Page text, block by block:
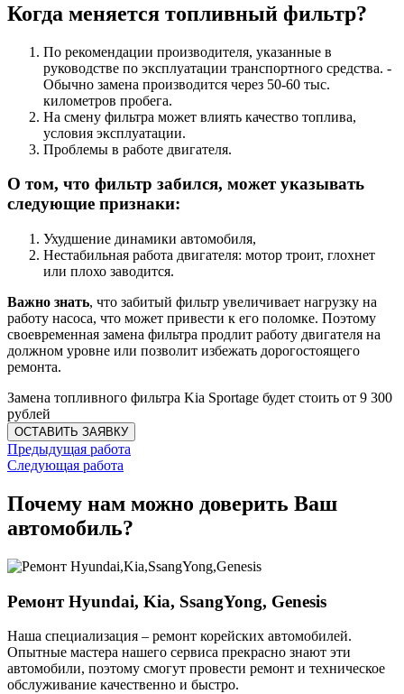
Когда меняется топливный фильтр?
По рекомендации производителя, указанные в
руководстве по эксплуатации транспортного средства. ­
Обычно замена производится через 50-60 тыс.
километров пробега.
На смену фильтра может влиять качество топлива,
условия эксплуатации.
Проблемы в работе двигателя.
О том, что фильтр забился, может указывать
следующие признаки:
Ухудшение динамики автомобиля,
Нестабильная работа двигателя: мотор троит, глохнет
или плохо заводится.
Важно знать, что забитый фильтр увеличивает нагрузку на
работу насоса, что может привести к его поломке. Поэтому
своевременная замена фильтра продлит работу двигателя на
должном уровне или позволит избежать дорогостоящего
ремонта.
Замена топливного фильтра Kia Sportage будет стоить от 9 300
рублей
Предыдущая работа
Следующая работа
Почему нам можно доверить Ваш
автомобиль?
Ремонт Hyundai, Kia, SsangYong, Genesis
Наша специализация – ремонт корейских автомобилей.
Опытные мастера нашего сервиса прекрасно знают эти
автомобили, поэтому смогут провести ремонт и техническое
обслуживание качественно и быстро.